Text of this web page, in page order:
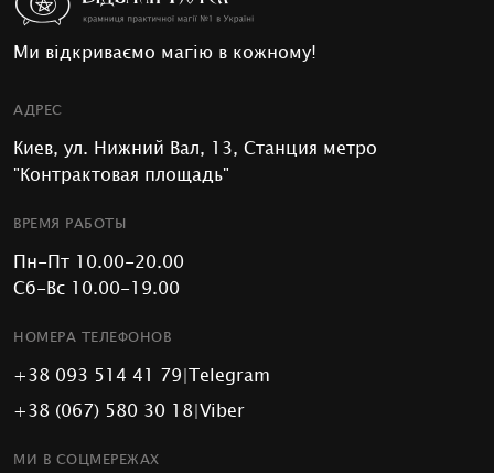
Ми відкриваємо магію в кожному!
АДРЕС
Киев, ул. Нижний Вал, 13, Станция метро
"Контрактовая площадь"
ВРЕМЯ РАБОТЫ
Пн-Пт 10.00-20.00
Сб-Вс 10.00-19.00
НОМЕРА ТЕЛЕФОНОВ
+38 093 514 41 79|Telegram
+38 (067) 580 30 18|Viber
МИ В СОЦМЕРЕЖАХ